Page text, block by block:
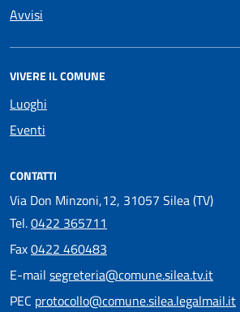
Avvisi
VIVERE IL COMUNE
Luoghi
Eventi
CONTATTI
Via Don Minzoni,12, 31057 Silea (TV)
Tel.0422 365711
Fax0422 460483
E-mail segreteria@comune.silea.tv.it
PEC protocollo@comune.silea.legalmail.it